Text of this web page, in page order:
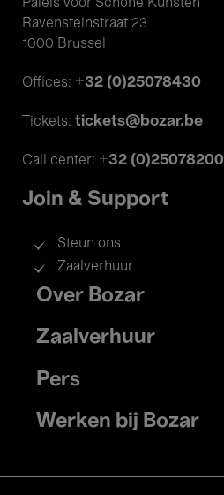
Paleis voor Schone Kunsten
Ravensteinstraat 23
1000 Brussel
Offices: +32 (0)25078430
Tickets: tickets@bozar.be
Call center: +32 (0)25078200
Join & Support
Steun ons
Zaalverhuur
Footer
menu
Over Bozar
Zaalverhuur
Pers
Werken bij Bozar